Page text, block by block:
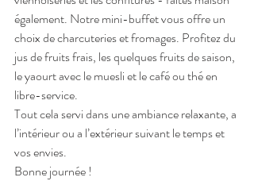
également. Notre mini-buffet vous offre un
choix de charcuteries et fromages. Profitez du
jus de fruits frais, les quelques fruits de saison,
le yaourt avec le muesli et le café ou thé en
libre-service.
Tout cela servi dans une ambiance relaxante, a
l’intérieur ou a l’extérieur suivant le temps et
vos envies.
Bonne journée !